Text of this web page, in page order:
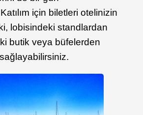
için biletleri otelinizin
lobisindeki standlardan
butik veya büfelerden